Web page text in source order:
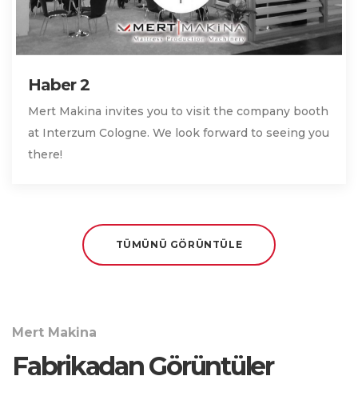
Haber 2
Mert Makina invites you to visit the company booth
at Interzum Cologne. We look forward to seeing you
there!
TÜMÜNÜ GÖRÜNTÜLE
Mert Makina
Fabrikadan Görüntüler